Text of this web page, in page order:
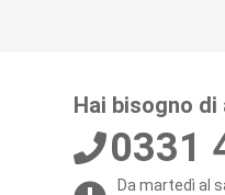
Hai bisogno di
0331
Da martedì al